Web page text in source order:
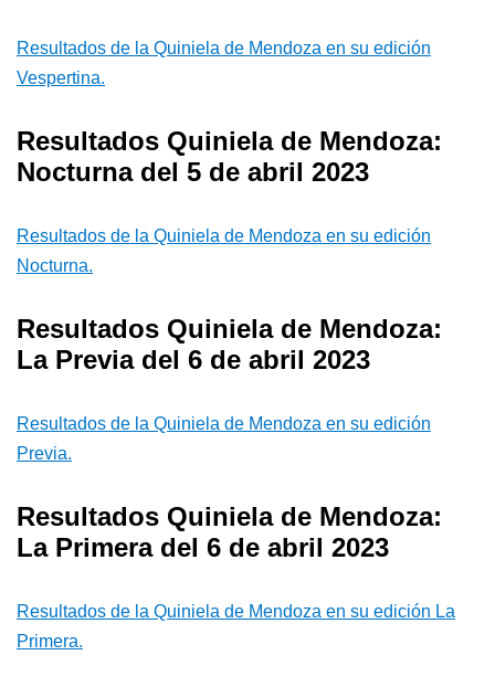
Resultados de la Quiniela de Mendoza en su edición
Vespertina.
Resultados Quiniela de Mendoza:
Nocturna del 5 de abril 2023
Resultados de la Quiniela de Mendoza en su edición
Nocturna.
Resultados Quiniela de Mendoza:
La Previa del 6 de abril 2023
Resultados de la Quiniela de Mendoza en su edición
Previa.
Resultados Quiniela de Mendoza:
La Primera del 6 de abril 2023
Resultados de la Quiniela de Mendoza en su edición La
Primera.